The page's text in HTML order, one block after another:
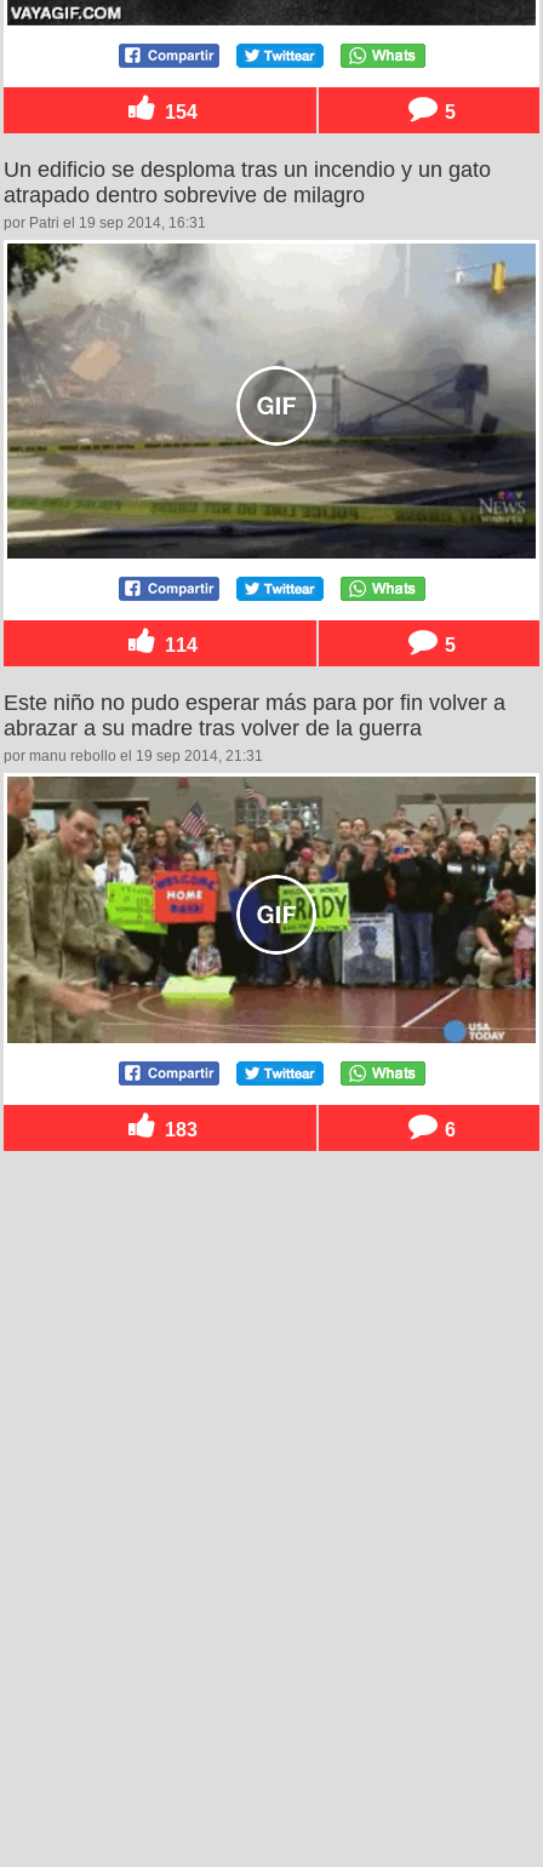
154 5
Un edificio se desploma tras un incendio y un gato
atrapado dentro sobrevive de milagro
por Patri el 19 sep 2014, 16:31
114 5
Este niño no pudo esperar más para por fin volver a
abrazar a su madre tras volver de la guerra
por manu rebollo el 19 sep 2014, 21:31
183 6